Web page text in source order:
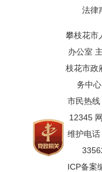
法律
攀枝花市
办公室
枝花市政
务中
市民热
12345
维护电
ICP备案